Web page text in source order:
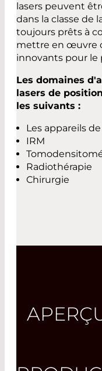
lasers peuvent
dans la classe de
toujours prêts à
mettre en œuvre
innovants pour
Les domaines
lasers de
les suivants :
Les appareils
IRM
Radiothérapie
Chirurgie